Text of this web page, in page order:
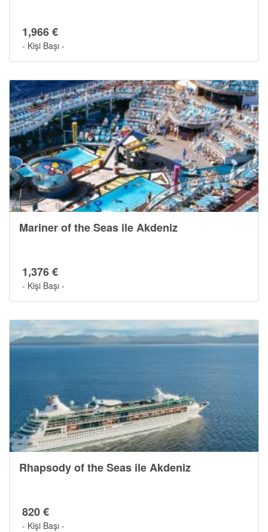
1,966 €
- Kişi Başı -
Mariner of the Seas ile Akdeniz
1,376 €
- Kişi Başı -
Rhapsody of the Seas ile Akdeniz
820 €
- Kişi Başı -